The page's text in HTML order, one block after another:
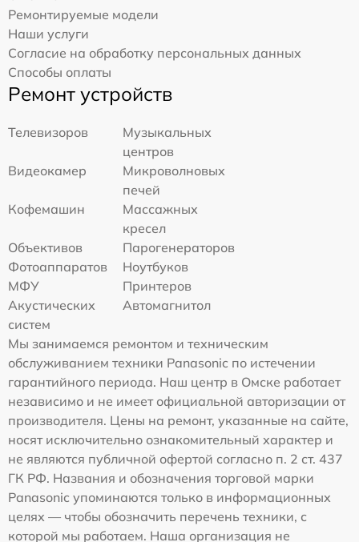
Ремонтируемые модели
Наши услуги
Согласие на обработку персональных данных
Способы оплаты
Ремонт устройств
Телевизоров
Музыкальных
центров
Видеокамер
Микроволновых
печей
Кофемашин
Массажных
кресел
Объективов
Парогенераторов
Фотоаппаратов
Ноутбуков
МФУ
Принтеров
Акустических
систем
Автомагнитол
Мы занимаемся ремонтом и техническим
обслуживанием техники Panasonic по истечении
гарантийного периода. Наш центр в Омске работает
независимо и не имеет официальной авторизации от
производителя. Цены на ремонт, указанные на сайте,
носят исключительно ознакомительный характер и
не являются публичной офертой согласно п. 2 ст. 437
ГК РФ. Названия и обозначения торговой марки
Panasonic упоминаются только в информационных
целях — чтобы обозначить перечень техники, с
которой мы работаем. Наша организация не